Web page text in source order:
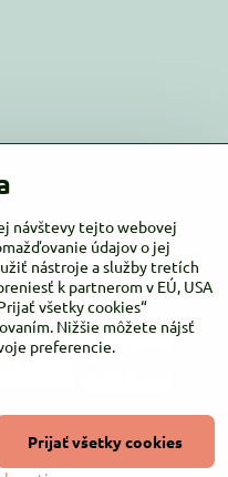
osobných údajov
návštevy tejto webovej
údajov o jej
nástroje a služby tretích
k partnerom v EÚ, USA
všetky cookies“
Nižšie môžete nájsť
preferencie.
Prijať všetky cookies